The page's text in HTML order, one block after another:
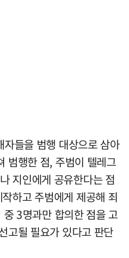
들을 범행 대상으로 삼아
범행한 점, 주범이 텔레그
지인에게 공유한다는 점
하고 주범에게 제공해 죄
3명과만 합의한 점을 고
고될 필요가 있다고 판단